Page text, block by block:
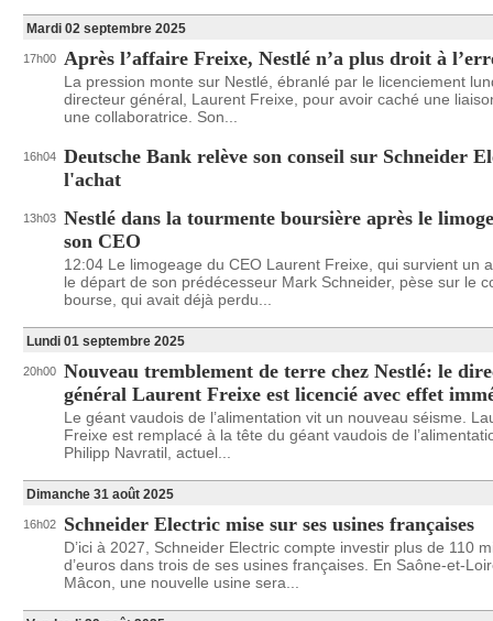
Mardi 02 septembre 2025
17h00 Après l’affaire Freixe, Nestlé n’a plus droit à
La pression monte sur Nestlé, ébranlé par le licenciement
directeur général, Laurent Freixe, pour avoir caché une
une collaboratrice. Son...
16h04 Deutsche Bank relève son conseil sur Schneider
l'achat
13h03 Nestlé dans la tourmente boursière après le
son CEO
12:04 Le limogeage du CEO Laurent Freixe, qui survient un
le départ de son prédécesseur Mark Schneider, pèse sur le
bourse, qui avait déjà perdu...
Lundi 01 septembre 2025
20h00 Nouveau tremblement de terre chez Nestlé: le
général Laurent Freixe est licencié avec effet
Le géant vaudois de l’alimentation vit un nouveau séisme.
Freixe est remplacé à la tête du géant vaudois de
Philipp Navratil, actuel...
Dimanche 31 août 2025
16h02 Schneider Electric mise sur ses usines françaises
D’ici à 2027, Schneider Electric compte investir plus de 110
d’euros dans trois de ses usines françaises. En Saône-et-
Mâcon, une nouvelle usine sera...